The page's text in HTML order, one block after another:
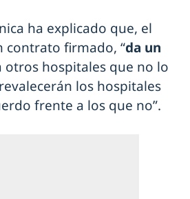
ha explicado que, el
contrato firmado, “da un
otros hospitales que no lo
los hospitales
frente a los que no”.